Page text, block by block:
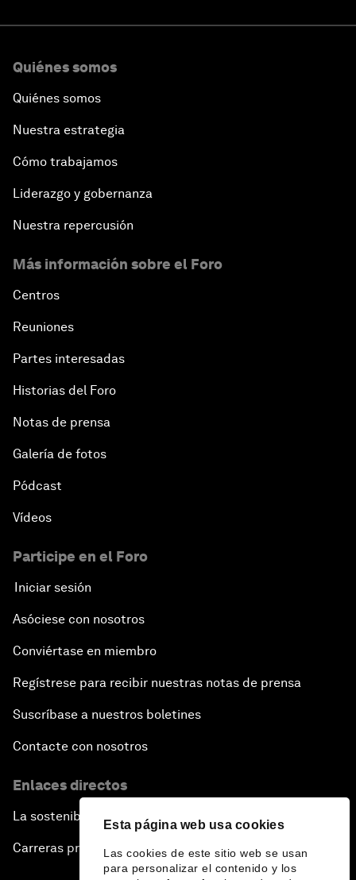
Esta página web usa cookies
Las cookies de este sitio web se usan
para personalizar el contenido y los
Quiénes somos
Quiénes somos
Nuestra estrategia
Cómo trabajamos
Liderazgo y gobernanza
Nuestra repercusión
Más información sobre el Foro
Centros
Reuniones
Partes interesadas
Historias del Foro
Notas de prensa
Galería de fotos
Pódcast
Vídeos
Participe en el Foro
Iniciar sesión
Asóciese con nosotros
Conviértase en miembro
Regístrese para recibir nuestras notas de prensa
Suscríbase a nuestros boletines
Contacte con nosotros
Enlaces directos
La sostenibilidad en el Foro
Carreras profesionales